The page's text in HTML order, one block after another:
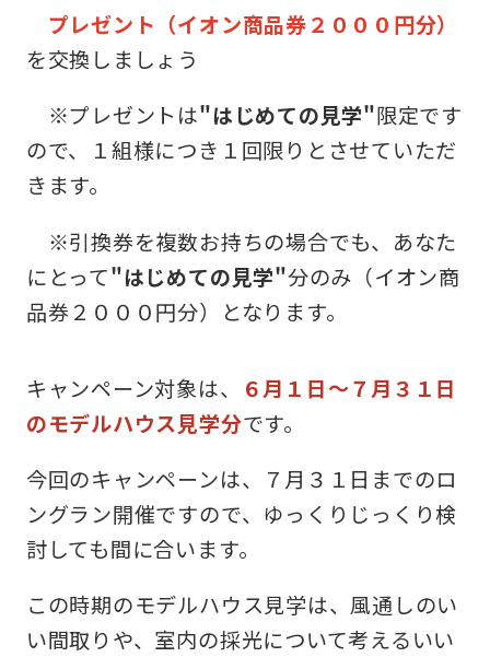
プレゼント（イオン商品券２０００円分）
を交換しましょう
※プレゼントは"はじめての見学"限定です
ので、１組様につき１回限りとさせていただ
きます。
※引換券を複数お持ちの場合でも、あなた
にとって"はじめての見学"分のみ（イオン商
品券２０００円分）となります。
キャンペーン対象は、
６月１日～７月３１日
のモデルハウス見学分です。
今回のキャンペーンは、７月３１日までのロ
ングラン開催ですので、ゆっくりじっくり検
討しても間に合います。
この時期のモデルハウス見学は、風通しのい
い間取りや、室内の採光について考えるいい